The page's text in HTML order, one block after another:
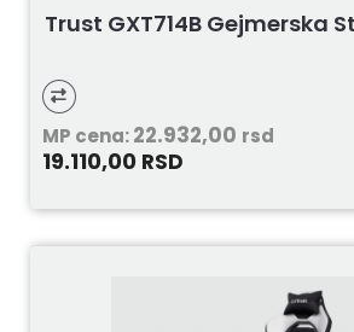
Trust GXT714B Gejmerska
MP cena:22.932,00 rsd
19.110,00 RSD